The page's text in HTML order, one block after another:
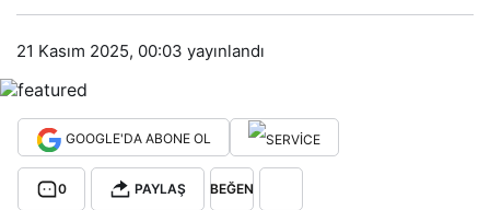
21 Kasım 2025, 00:03 yayınlandı
GOOGLE'DA ABONE OL
0 PAYLAŞ BEĞEN
önc
e Varsayılana
0 PAYLAŞ